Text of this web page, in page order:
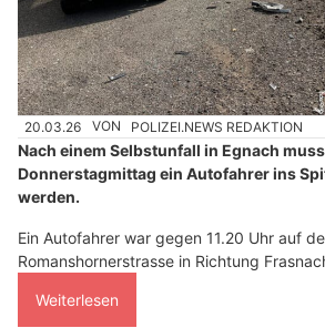
20.03.26 VON POLIZEI.NEWS REDAKTION
Nach einem Selbstunfall in Egnach
Donnerstagmittag ein Autofahrer ins
werden.
Ein Autofahrer war gegen 11.20 Uhr auf
Romanshornerstrasse in Richtung
Weiterlesen